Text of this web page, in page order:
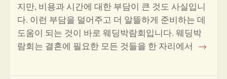
지만, 비용과 시간에 대한 부담이 큰 것도 사실입니
다. 이런 부담을 덜어주고 더 알뜰하게 준비하는 데
도움이 되는 것이 바로 웨딩박람회입니다. 웨딩박
람회는 결혼에 필요한 모든 것들을 한 자리에서 →